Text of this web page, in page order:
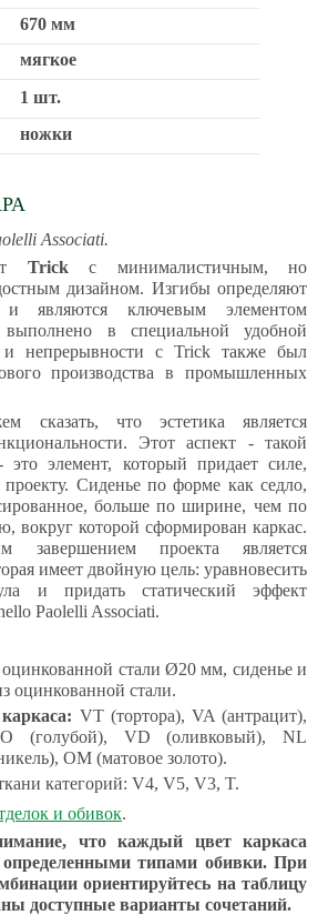
670 мм
мягкое
1 шт.
ножки
Associati.
Trickс минималистичным, но
дизайном. Изгибы определяют
и являются ключевым элементом
выполнено в специальной удобной
непрерывности с Trick также был
производства в промышленных
что эстетика является
Этот аспект - такой
элемент, который придает силе,
проекту. Сиденье по форме как седло,
больше по ширине, чем по
вокруг которой сформирован каркас.
завершением проекта является
имеет двойную цель: уравновесить
и придать статический эффект
Paolelli Associati.
стали Ø20 мм, сиденье и
оцинкованной стали.
VT (тортора), VA (антрацит),
(голубой), VD (оливковый), NL
OM (матовое золото).
категорий: V4, V5, V3, T.
и обивок.
что каждый цвет каркаса
определенными типами обивки. При
ориентируйтесь на таблицу
доступные варианты сочетаний.